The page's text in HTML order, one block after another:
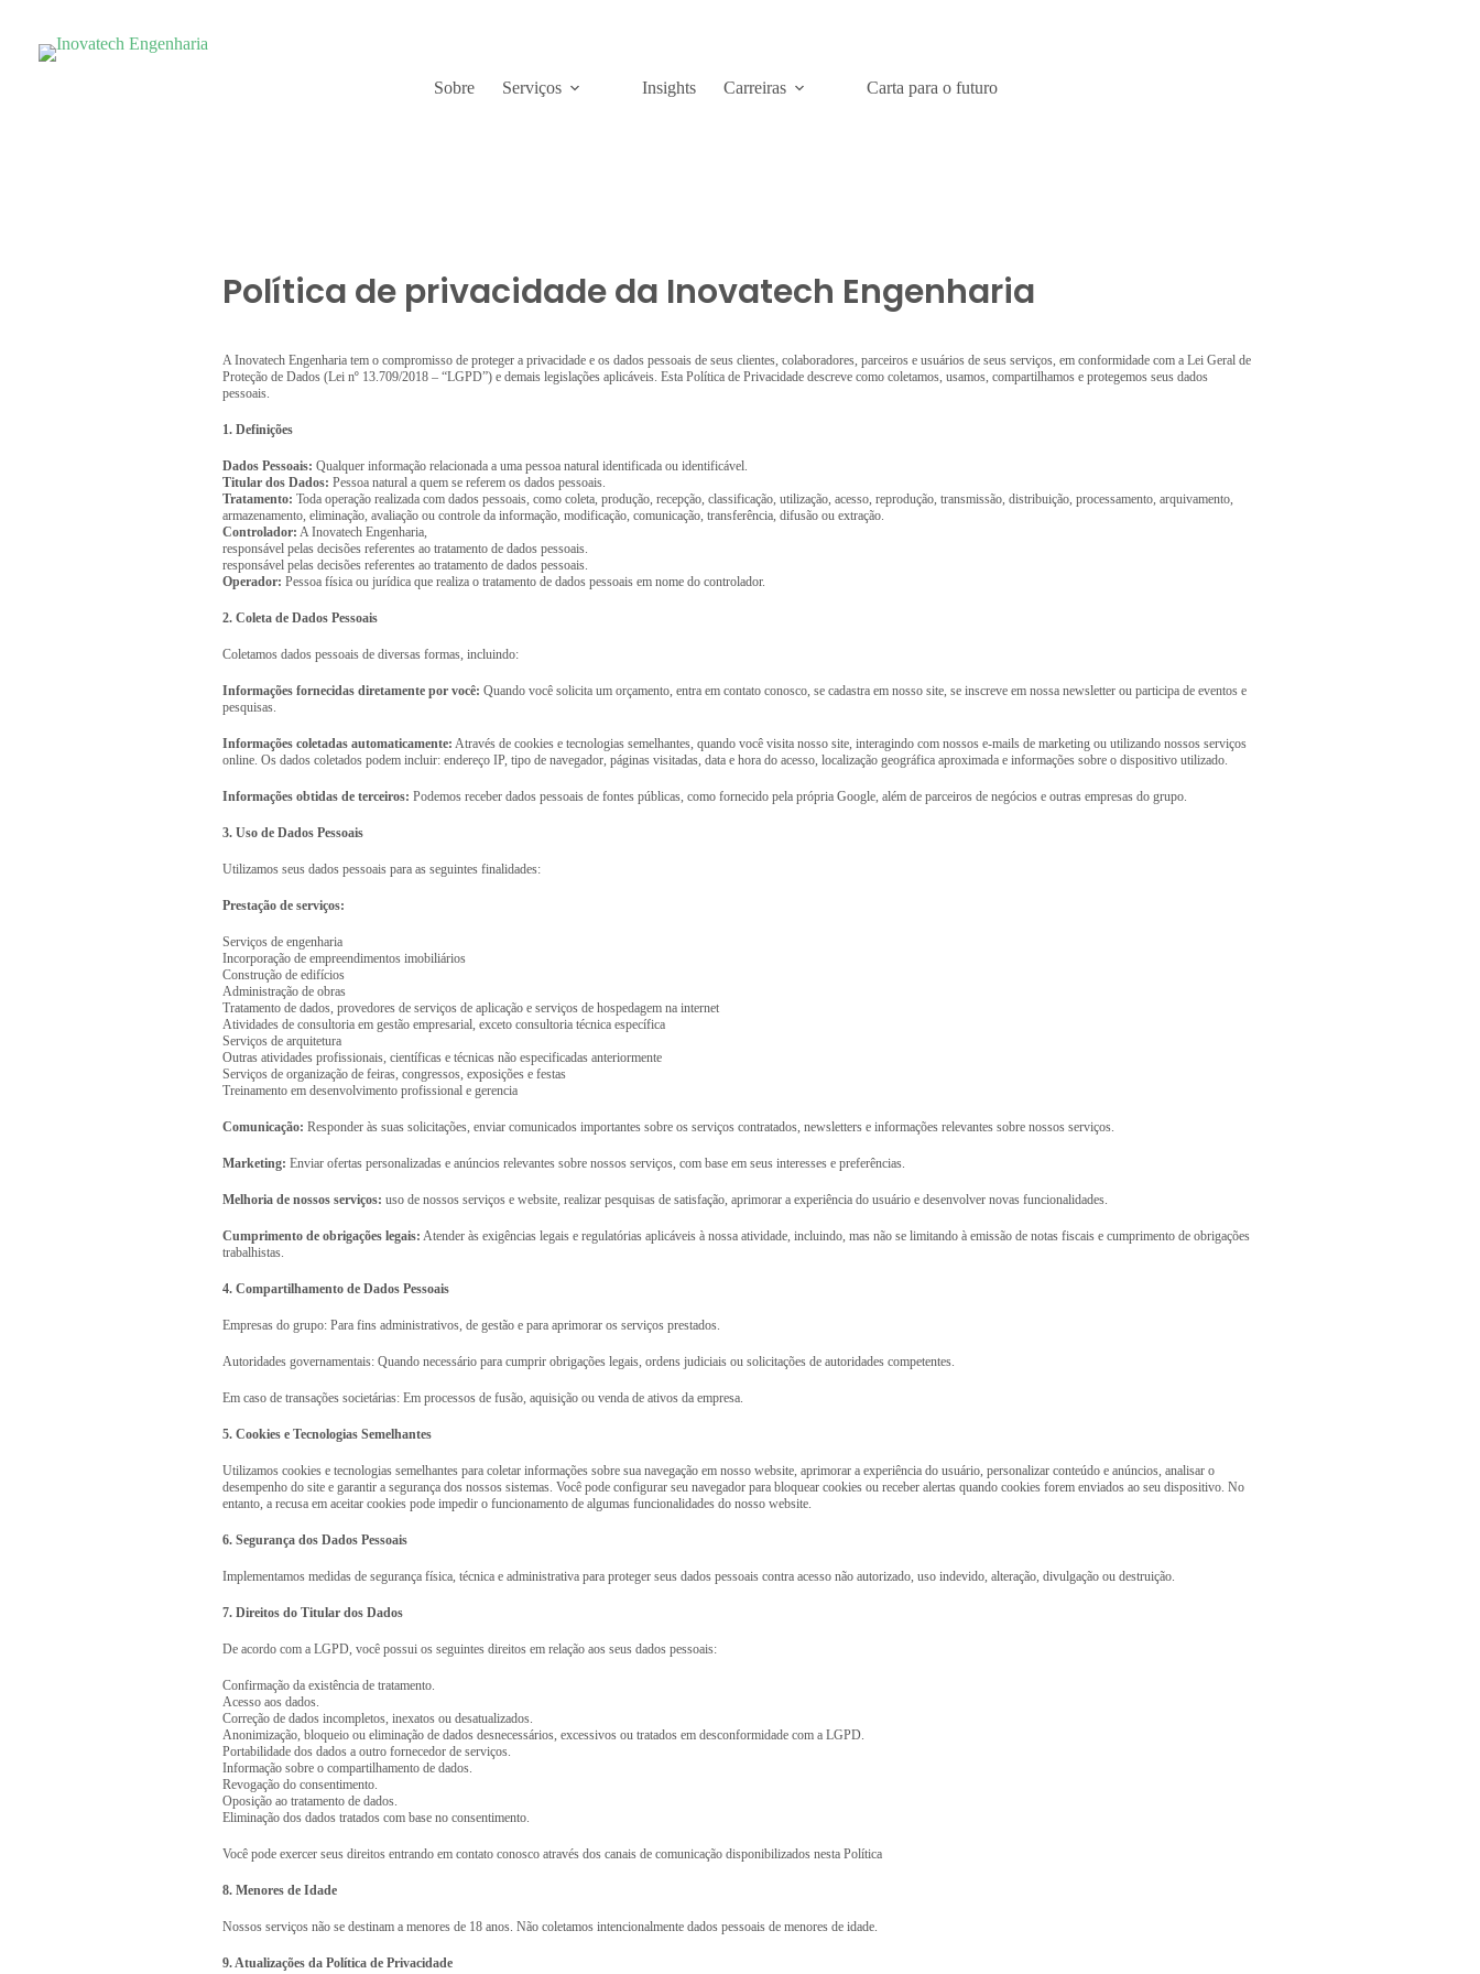
Sobre Serviços Insights Carreiras Carta para o futuro
Política de privacidade da Inovatech Engenharia
A Inovatech Engenharia tem o compromisso de proteger a privacidade e os dados pessoais de seus clientes, colaboradores, parceiros e usuários de seus serviços, em conformidade com a Lei Geral de
Proteção de Dados (Lei nº 13.709/2018 – “LGPD”) e demais legislações aplicáveis. Esta Política de Privacidade descreve como coletamos, usamos, compartilhamos e protegemos seus dados
pessoais.
1. Definições
Dados Pessoais: Qualquer informação relacionada a uma pessoa natural identificada ou identificável.
Titular dos Dados: Pessoa natural a quem se referem os dados pessoais.
Tratamento: Toda operação realizada com dados pessoais, como coleta, produção, recepção, classificação, utilização, acesso, reprodução, transmissão, distribuição, processamento, arquivamento,
armazenamento, eliminação, avaliação ou controle da informação, modificação, comunicação, transferência, difusão ou extração.
Controlador: A Inovatech Engenharia,
responsável pelas decisões referentes ao tratamento de dados pessoais.
responsável pelas decisões referentes ao tratamento de dados pessoais.
Operador: Pessoa física ou jurídica que realiza o tratamento de dados pessoais em nome do controlador.
2. Coleta de Dados Pessoais
Coletamos dados pessoais de diversas formas, incluindo:
Informações fornecidas diretamente por você: Quando você solicita um orçamento, entra em contato conosco, se cadastra em nosso site, se inscreve em nossa newsletter ou participa de eventos e
pesquisas.
Informações coletadas automaticamente: Através de cookies e tecnologias semelhantes, quando você visita nosso site, interagindo com nossos e-mails de marketing ou utilizando nossos serviços
online. Os dados coletados podem incluir: endereço IP, tipo de navegador, páginas visitadas, data e hora do acesso, localização geográfica aproximada e informações sobre o dispositivo utilizado.
Informações obtidas de terceiros: Podemos receber dados pessoais de fontes públicas, como fornecido pela própria Google, além de parceiros de negócios e outras empresas do grupo.
3. Uso de Dados Pessoais
Utilizamos seus dados pessoais para as seguintes finalidades:
Prestação de serviços:
Serviços de engenharia
Incorporação de empreendimentos imobiliários
Construção de edifícios
Administração de obras
Tratamento de dados, provedores de serviços de aplicação e serviços de hospedagem na internet
Atividades de consultoria em gestão empresarial, exceto consultoria técnica específica
Serviços de arquitetura
Outras atividades profissionais, científicas e técnicas não especificadas anteriormente
Serviços de organização de feiras, congressos, exposições e festas
Treinamento em desenvolvimento profissional e gerencia
Comunicação: Responder às suas solicitações, enviar comunicados importantes sobre os serviços contratados, newsletters e informações relevantes sobre nossos serviços.
Marketing: Enviar ofertas personalizadas e anúncios relevantes sobre nossos serviços, com base em seus interesses e preferências.
Melhoria de nossos serviços: uso de nossos serviços e website, realizar pesquisas de satisfação, aprimorar a experiência do usuário e desenvolver novas funcionalidades.
Cumprimento de obrigações legais: Atender às exigências legais e regulatórias aplicáveis à nossa atividade, incluindo, mas não se limitando à emissão de notas fiscais e cumprimento de obrigações
trabalhistas.
4. Compartilhamento de Dados Pessoais
Empresas do grupo: Para fins administrativos, de gestão e para aprimorar os serviços prestados.
Autoridades governamentais: Quando necessário para cumprir obrigações legais, ordens judiciais ou solicitações de autoridades competentes.
Em caso de transações societárias: Em processos de fusão, aquisição ou venda de ativos da empresa.
5. Cookies e Tecnologias Semelhantes
Utilizamos cookies e tecnologias semelhantes para coletar informações sobre sua navegação em nosso website, aprimorar a experiência do usuário, personalizar conteúdo e anúncios, analisar o
desempenho do site e garantir a segurança dos nossos sistemas. Você pode configurar seu navegador para bloquear cookies ou receber alertas quando cookies forem enviados ao seu dispositivo. No
entanto, a recusa em aceitar cookies pode impedir o funcionamento de algumas funcionalidades do nosso website.
6. Segurança dos Dados Pessoais
Implementamos medidas de segurança física, técnica e administrativa para proteger seus dados pessoais contra acesso não autorizado, uso indevido, alteração, divulgação ou destruição.
7. Direitos do Titular dos Dados
De acordo com a LGPD, você possui os seguintes direitos em relação aos seus dados pessoais:
Confirmação da existência de tratamento.
Acesso aos dados.
Correção de dados incompletos, inexatos ou desatualizados.
Anonimização, bloqueio ou eliminação de dados desnecessários, excessivos ou tratados em desconformidade com a LGPD.
Portabilidade dos dados a outro fornecedor de serviços.
Informação sobre o compartilhamento de dados.
Revogação do consentimento.
Oposição ao tratamento de dados.
Eliminação dos dados tratados com base no consentimento.
Você pode exercer seus direitos entrando em contato conosco através dos canais de comunicação disponibilizados nesta Política
8. Menores de Idade
Nossos serviços não se destinam a menores de 18 anos. Não coletamos intencionalmente dados pessoais de menores de idade.
9. Atualizações da Política de Privacidade